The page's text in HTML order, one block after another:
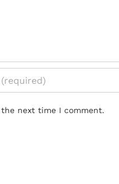
next time I comment.